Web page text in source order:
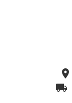
place
local_shipping